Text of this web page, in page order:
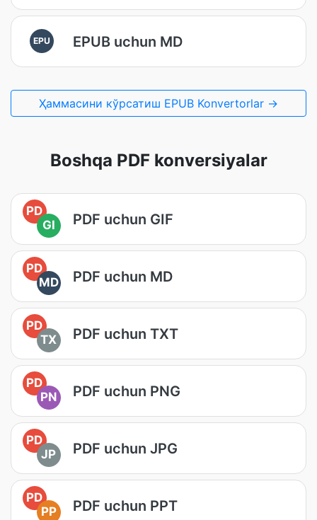
EPU EPUB uchun MD
Ҳаммасини кўрсатиш EPUB Konvertorlar →
Boshqa PDF konversiyalar
PD
GI
PDF uchun GIF
PD
MD
PDF uchun MD
PD
TX
PDF uchun TXT
PD
PN
PDF uchun PNG
PD
JP
PDF uchun JPG
PD
PP
PDF uchun PPT